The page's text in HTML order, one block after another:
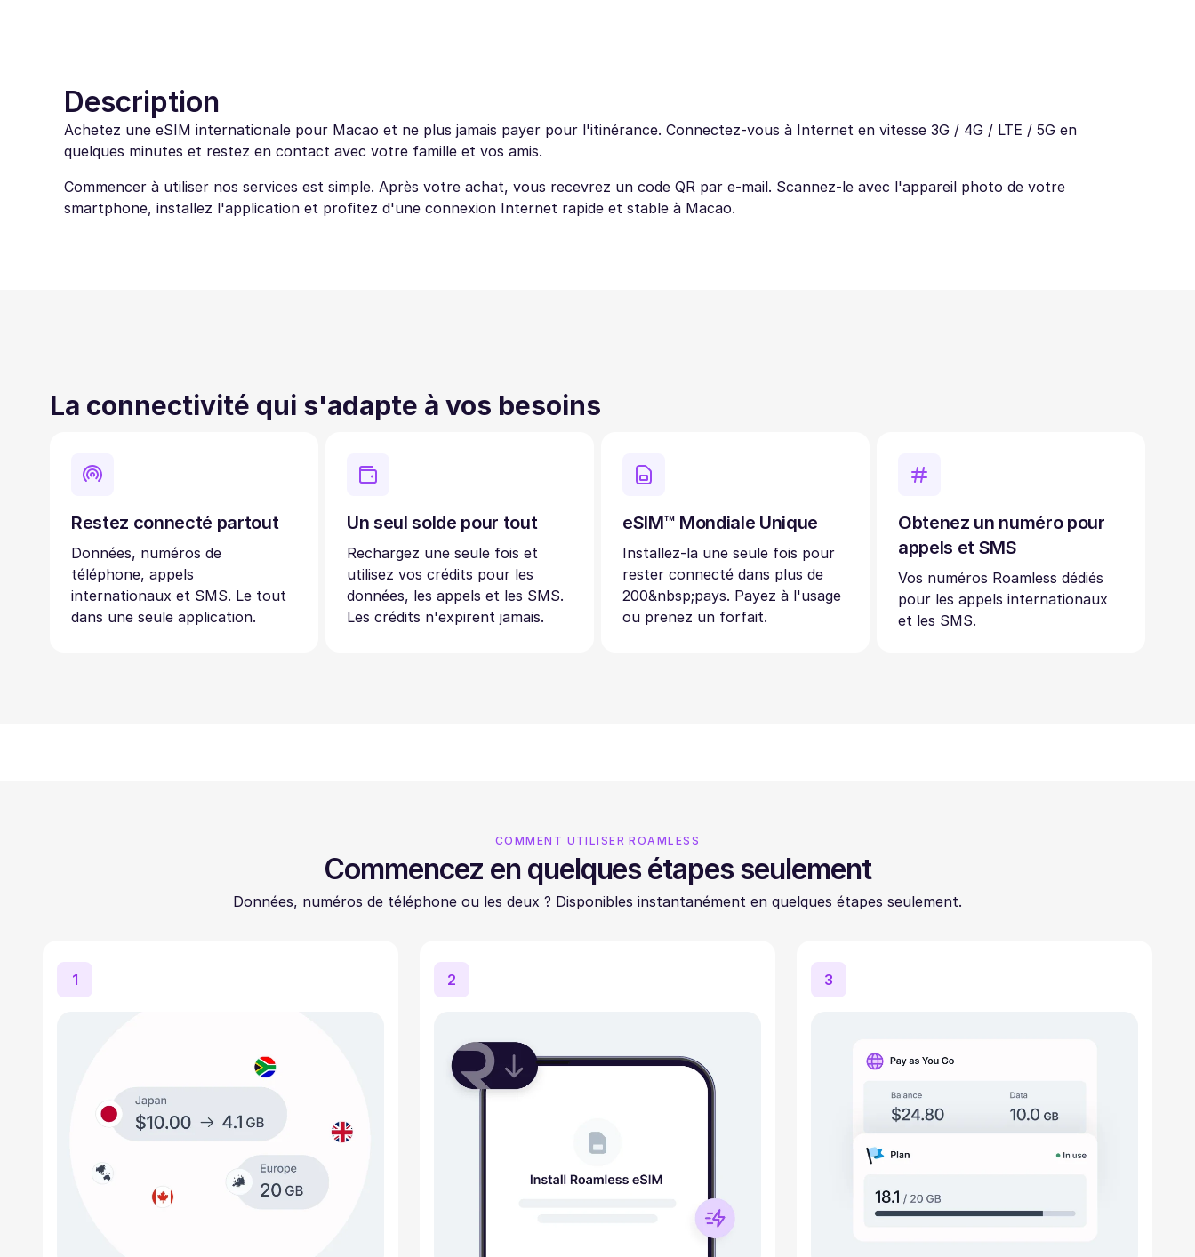
Description
Achetez une eSIM internationale pour Macao et ne plus jamais payer pour l'itinérance. Connectez-vous à Internet en vitesse 3G / 4G / LTE / 5G en
quelques minutes et restez en contact avec votre famille et vos amis.
Commencer à utiliser nos services est simple. Après votre achat, vous recevrez un code QR par e-mail. Scannez-le avec l'appareil photo de votre
smartphone, installez l'application et profitez d'une connexion Internet rapide et stable à Macao.
La connectivité qui s'adapte à vos besoins
Restez connecté partout
Données, numéros de
téléphone, appels
internationaux et SMS. Le tout
dans une seule application.
Un seul solde pour tout
Rechargez une seule fois et
utilisez vos crédits pour les
données, les appels et les SMS.
Les crédits n'expirent jamais.
eSIM™ Mondiale Unique
Installez-la une seule fois pour
rester connecté dans plus de
200&nbsp;pays. Payez à l'usage
ou prenez un forfait.
Obtenez un numéro pour
appels et SMS
Vos numéros Roamless dédiés
pour les appels internationaux
et les SMS.
COMMENT UTILISER ROAMLESS
Commencez en quelques étapes seulement
Données, numéros de téléphone ou les deux ? Disponibles instantanément en quelques étapes seulement.
1 2 3